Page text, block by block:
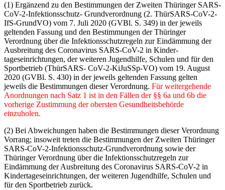
(1) Ergänzend zu den Bestimmungen der Zweiten Thüringer SARS-
CoV-2-Infektionsschutz- Grundverordnung (2. ThürSARS-CoV-2-
IfS-GrundVO) vom 7. Juli 2020 (GVBl. S. 349) in der jeweils
geltenden Fassung und den Bestimmungen der Thüringer
Verordnung über die Infek­tionsschutzregeln zur Eindämmung der
Ausbreitung des Coronavirus SARS-CoV-2 in Kinder­
tageseinrichtungen, der weiteren Jugendhilfe, Schulen und für den
Sportbetrieb (ThürSARS- CoV-2-KiJuSSp-VO) vom 19. August
2020 (GVBl. S. 430) in der jeweils geltenden Fassung gelten
jeweils die Bestimmungen dieser Verordnung. Für weitergehende
Anordnungen nach Satz 1 ist in den Fällen der §§ 6a und 6b die
vorherige Zustimmung der obersten Gesundheits­behörde
einzuholen.
(2) Bei Abweichungen haben die Bestimmungen dieser Verordnung
Vorrang; insoweit treten die Bestimmungen der Zweiten Thüringer
SARS-CoV-2-Infektionsschutz-Grundverordnung sowie der
Thüringer Verordnung über die Infektionsschutzregeln zur
Eindämmung der Aus­breitung des Coronavirus SARS-CoV-2 in
Kindertageseinrichtungen, der weiteren Jugendhilfe, Schulen und
für den Sportbetrieb zurück.